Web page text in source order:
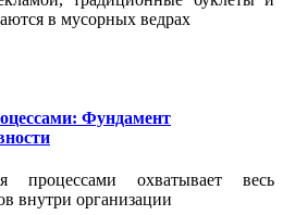
в мусорных ведрах
Фундамент
процессами охватывает весь
внутри организации